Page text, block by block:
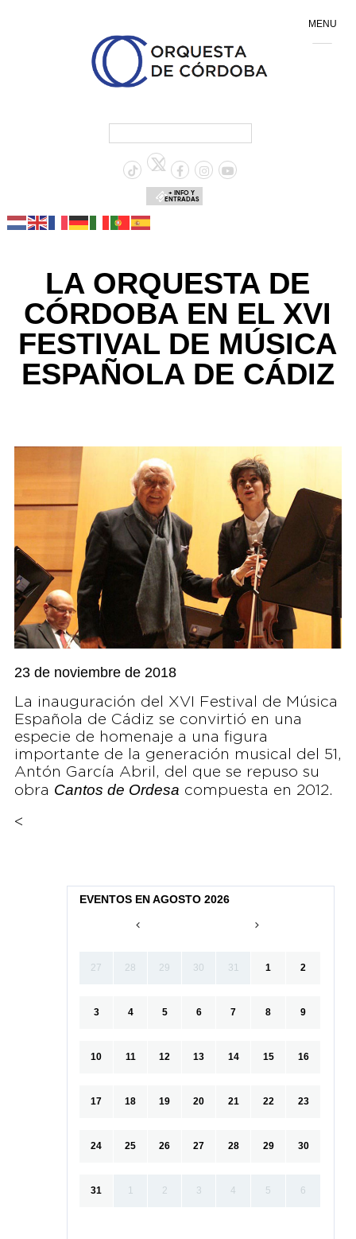
+ INFO Y
ENTRADAS
LA ORQUESTA DE
CÓRDOBA EN EL XVI
FESTIVAL DE MÚSICA
ESPAÑOLA DE CÁDIZ
23 de noviembre de 2018
La inauguración del XVI Festival de Música
Española de Cádiz se convirtió en una
especie de homenaje a una figura
importante de la generación musical del 51,
Antón García Abril, del que se repuso su
obra Cantos de Ordesa compuesta en 2012.
<
EVENTOS EN AGOSTO 2026
27 28 29 30 31 1 2
3 4 5 6 7 8 9
10 11 12 13 14 15 16
17 18 19 20 21 22 23
24 25 26 27 28 29 30
31 1 2 3 4 5 6
MENU